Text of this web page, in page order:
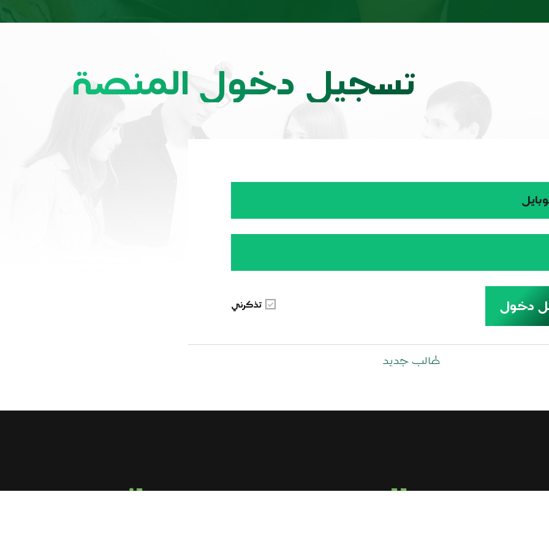
تسجيل دخول المنصة
دخول تذكرني
طالب جديد
email us call us